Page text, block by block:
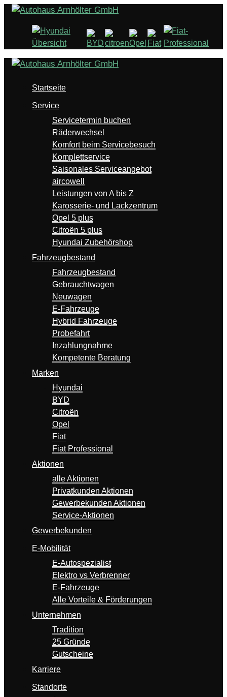
Startseite
Service
Servicetermin buchen
Räderwechsel
Komfort beim Servicebesuch
Komplettservice
Saisonales Serviceangebot
aircowell
Leistungen von A bis Z
Karosserie- und Lackzentrum
Opel 5 plus
Citroën 5 plus
Hyundai Zubehörshop
Fahrzeugbestand
Fahrzeugbestand
Gebrauchtwagen
Neuwagen
E-Fahrzeuge
Hybrid Fahrzeuge
Probefahrt
Inzahlungnahme
Kompetente Beratung
Marken
Hyundai
BYD
Citroën
Opel
Fiat
Fiat Professional
Aktionen
alle Aktionen
Privatkunden Aktionen
Gewerbekunden Aktionen
Service-Aktionen
Gewerbekunden
E-Mobilität
E-Autospezialist
Elektro vs Verbrenner
E-Fahrzeuge
Alle Vorteile & Förderungen
Unternehmen
Tradition
25 Gründe
Gutscheine
Karriere
Standorte